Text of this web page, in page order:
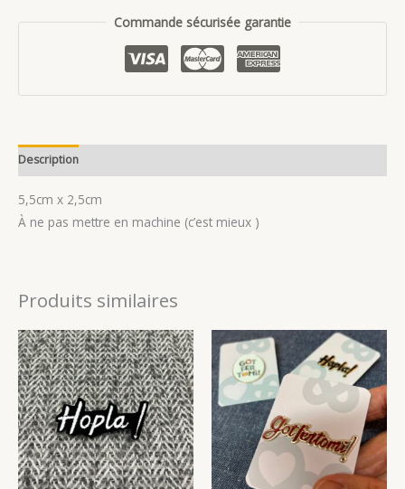
Commande sécurisée garantie
Description
5,5cm x 2,5cm
À ne pas mettre en machine (c’est mieux )
Produits similaires